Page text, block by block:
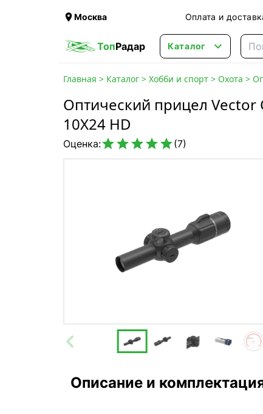
Москва Оплата и
ТопРадар Каталог 
Главная > Каталог > Хобби и спорт > Охота >
Оптический прицел Vector
10X24 HD
Оценка:(7)
Описание и